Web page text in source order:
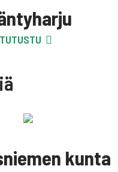
TUTUSTU
kunta